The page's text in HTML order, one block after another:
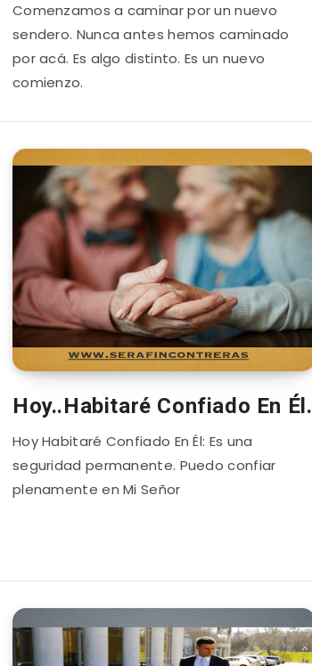
Comenzamos a caminar por un nuevo
sendero. Nunca antes hemos caminado
por acá. Es algo distinto. Es un nuevo
comienzo.
Hoy..Habitaré Confiado En Él.
Hoy Habitaré Confiado En Él: Es una
seguridad permanente. Puedo confiar
plenamente en Mi Señor